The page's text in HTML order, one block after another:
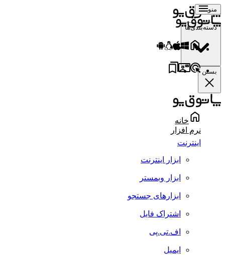
منو
دسته‌بندی‌ها
بستن
خانه
نرم افزار
اینترنت
ابزار اینترنت
ابزار وبمستر
ابزارهای جستجو
اشتراک فایل
اف.تی.پی
ایمیل